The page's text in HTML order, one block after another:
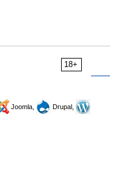
18+
Joomla,
Drupal,